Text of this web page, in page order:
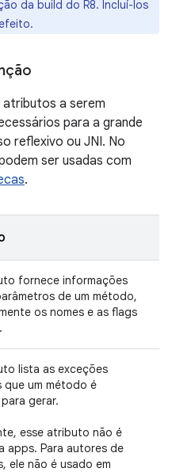
da build do R8. Incluí-los
a serem
para a grande
reflexivo ou JNI. No
ser usadas com
.
fornece informações
de um método,
os nomes e as flags
lista as exceções
que um método é
gerar.
esse atributo não é
apps. Para autores de
ele não é usado em